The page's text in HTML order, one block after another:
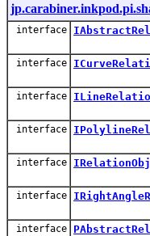
interface
interface
interface
interface
interface
interface
interface